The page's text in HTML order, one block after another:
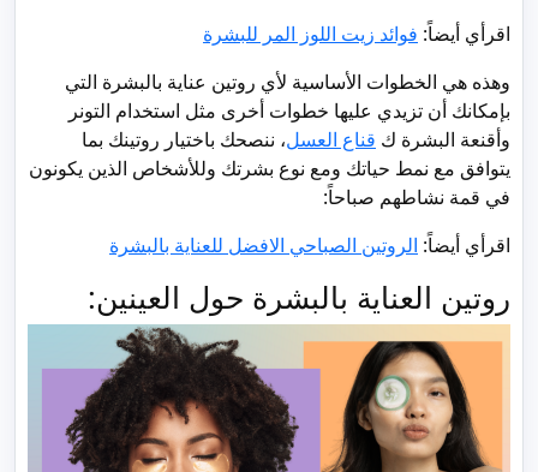
اقرأي أيضاً: فوائد زيت اللوز المر للبشرة
وهذه هي الخطوات الأساسية لأي روتين عناية بالبشرة التي
بإمكانك أن تزيدي عليها خطوات أخرى مثل استخدام التونر
وأقنعة البشرة ك قناع العسل، ننصحك باختيار روتينك بما
يتوافق مع نمط حياتك ومع نوع بشرتك وللأشخاص الذين يكونون
في قمة نشاطهم صباحاً:
اقرأي أيضاً: الروتين الصباحي الافضل للعناية بالبشرة
روتين العناية بالبشرة حول العينين: